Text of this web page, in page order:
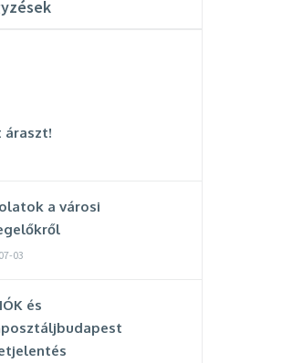
áraszt!
a városi
03
és